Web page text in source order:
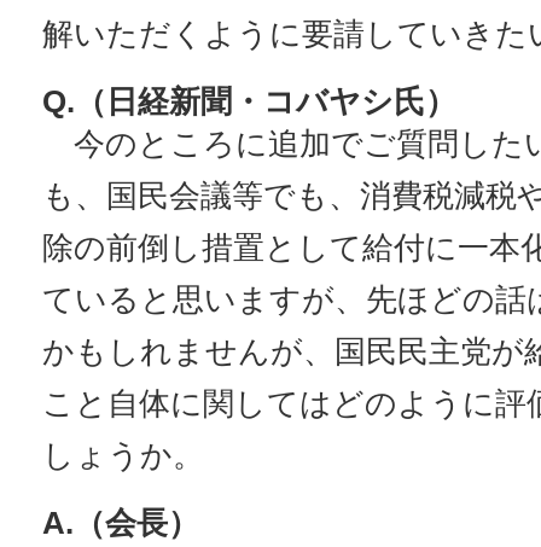
解いただくように要請していきた
Q.（日経新聞・コバヤシ氏）
今のところに追加でご質問した
も、国民会議等でも、消費税減税
除の前倒し措置として給付に一本
ていると思いますが、先ほどの話
かもしれませんが、国民民主党が
こと自体に関してはどのように評
しょうか。
A.（会長）